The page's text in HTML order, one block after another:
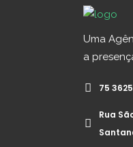
Uma
a
75
Rua